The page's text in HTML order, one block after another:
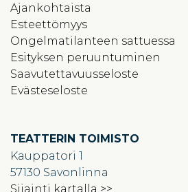
Ajankohtaista
Esteettömyys
Ongelmatilanteen sattuessa
Esityksen peruuntuminen
Saavutettavuusseloste
Evästeseloste
TEATTERIN TOIMISTO
Kauppatori 1
57130 Savonlinna
Sijainti kartalla >>